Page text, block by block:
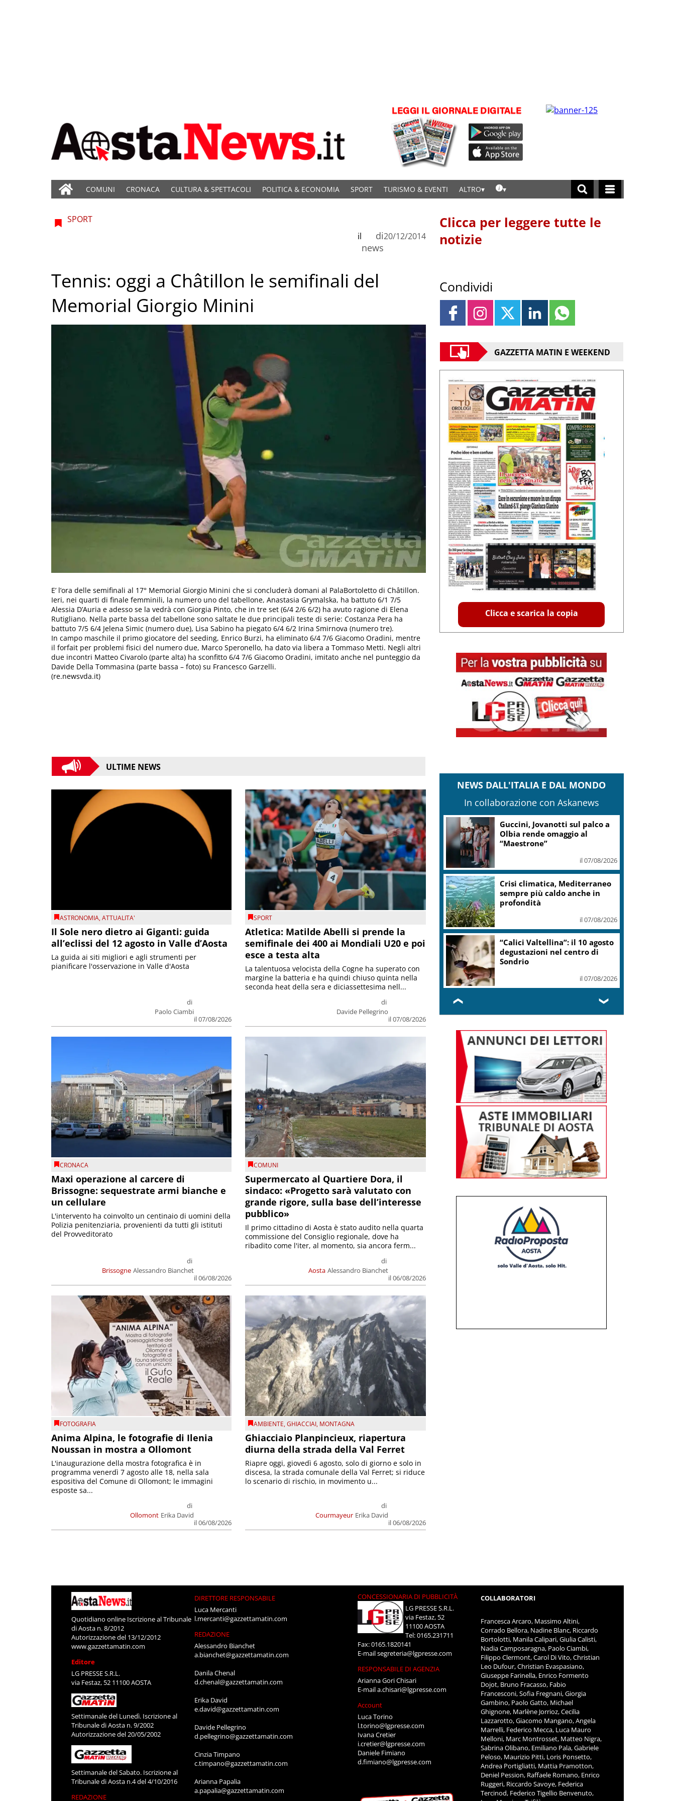
COMUNI CRONACA CULTURA & SPETTACOLI POLITICA & ECONOMIA SPORT TURISMO & EVENTI ALTRO
SPORT
di
news
il 20/12/2014
Tennis: oggi a Châtillon le semifinali del
Memorial Giorgio Minini
E’ l’ora delle semifinali al 17° Memorial Giorgio Minini che si concluderà domani al PalaBortoletto di Châtillon.
Ieri, nei quarti di finale femminili, la numero uno del tabellone, Anastasia Grymalska, ha battuto 6/1 7/5
Alessia D’Auria e adesso se la vedrà con Giorgia Pinto, che in tre set (6/4 2/6 6/2) ha avuto ragione di Elena
Rutigliano. Nella parte bassa del tabellone sono saltate le due principali teste di serie: Costanza Pera ha
battuto 7/5 6/4 Jelena Simic (numero due), Lisa Sabino ha piegato 6/4 6/2 Irina Smirnova (numero tre).
In campo maschile il primo giocatore del seeding, Enrico Burzi, ha eliminato 6/4 7/6 Giacomo Oradini, mentre
il forfait per problemi fisici del numero due, Marco Speronello, ha dato via libera a Tommaso Metti. Negli altri
due incontri Matteo Civarolo (parte alta) ha sconfitto 6/4 7/6 Giacomo Oradini, imitato anche nel punteggio da
Davide Della Tommasina (parte bassa – foto) su Francesco Garzelli.
(re.newsvda.it)
ULTIME NEWS
ASTRONOMIA,ATTUALITA'
Il Sole nero dietro ai Giganti: guida
all’eclissi del 12 agosto in Valle d’Aosta
di
Paolo Ciambi
il 07/08/2026
La guida ai siti migliori e agli strumenti per
pianificare l'osservazione in Valle d'Aosta
SPORT
Atletica: Matilde Abelli si prende la
semifinale dei 400 ai Mondiali U20 e poi
esce a testa alta
di
Davide Pellegrino
il 07/08/2026
La talentuosa velocista della Cogne ha superato con
margine la batteria e ha quindi chiuso quinta nella
seconda heat della sera e diciassettesima nell...
CRONACA
Maxi operazione al carcere di
Brissogne: sequestrate armi bianche e
un cellulare
Brissogne
di
Alessandro Bianchet
il 06/08/2026
L'intervento ha coinvolto un centinaio di uomini della
Polizia penitenziaria, provenienti da tutti gli istituti
del Provveditorato
COMUNI
Supermercato al Quartiere Dora, il
sindaco: «Progetto sarà valutato con
grande rigore, sulla base dell’interesse
pubblico»
Aosta
di
Alessandro Bianchet
il 06/08/2026
Il primo cittadino di Aosta è stato audito nella quarta
commissione del Consiglio regionale, dove ha
ribadito come l'iter, al momento, sia ancora ferm...
FOTOGRAFIA
Anima Alpina, le fotografie di Ilenia
Noussan in mostra a Ollomont
Ollomont
di
Erika David
il 06/08/2026
L'inaugurazione della mostra fotografica è in
programma venerdì 7 agosto alle 18, nella sala
espositiva del Comune di Ollomont; le immagini
esposte sa...
AMBIENTE,GHIACCIAI, MONTAGNA
Ghiacciaio Planpincieux, riapertura
diurna della strada della Val Ferret
Courmayeur
di
Erika David
il 06/08/2026
Riapre oggi, giovedì 6 agosto, solo di giorno e solo in
discesa, la strada comunale della Val Ferret; si riduce
lo scenario di rischio, in movimento u...
Clicca per leggere tutte le
notizie
Condividi
GAZZETTA MATIN E WEEKEND
Clicca e scarica la copia
NEWS DALL'ITALIA E DAL MONDO
In collaborazione con Askanews
Guccini, Jovanotti sul palco a
Olbia rende omaggio al
“Maestrone”
il 07/08/2026
Crisi climatica, Mediterraneo
sempre più caldo anche in
profondità
il 07/08/2026
“Calici Valtellina”: il 10 agosto
degustazioni nel centro di
Sondrio
il 07/08/2026
❮ ❯
Quotidiano online Iscrizione al Tribunale
di Aosta n. 8/2012
Autorizzazione del 13/12/2012
www.gazzettamatin.com
Editore
LG PRESSE S.R.L.
via Festaz, 52 11100 AOSTA
Settimanale del Lunedì. Iscrizione al
Tribunale di Aosta n. 9/2002
Autorizzazione del 20/05/2002
Settimanale del Sabato. Iscrizione al
Tribunale di Aosta n.4 del 4/10/2016
REDAZIONE
DIRETTORE RESPONSABILE
Luca Mercanti
l.mercanti@gazzettamatin.com
REDAZIONE
Alessandro Bianchet
a.bianchet@gazzettamatin.com
Danila Chenal
d.chenal@gazzettamatin.com
Erika David
e.david@gazzettamatin.com
Davide Pellegrino
d.pellegrino@gazzettamatin.com
Cinzia Timpano
c.timpano@gazzettamatin.com
Arianna Papalia
a.papalia@gazzettamatin.com
CONCESSIONARIA DI PUBBLICITÀ
LG PRESSE S.R.L.
via Festaz, 52
11100 AOSTA
Tel: 0165.231711
Fax: 0165.1820141
E-mailsegreteria@lgpresse.com
RESPONSABILE DI AGENZIA
Arianna Gori Chisari
E-maila.chisari@lgpresse.com
Account
Luca Torino
l.torino@lgpresse.com
Ivana Cretier
i.cretier@lgpresse.com
Daniele Fimiano
d.fimiano@lgpresse.com
COLLABORATORI
Francesca Arcaro, Massimo Altini,
Corrado Bellora, Nadine Blanc, Riccardo
Bortolotti, Manila Calipari, Giulia Calisti,
Nadia Camposaragna, Paolo Ciambi,
Filippo Clermont, Carol Di Vito, Christian
Leo Dufour, Christian Evaspasiano,
Giuseppe Farinella, Enrico Formento
Dojot, Bruno Fracasso, Fabio
Francesconi, Sofia Fregnani, Giorgia
Gambino, Paolo Gatto, Michael
Ghignone, Marlène Jorrioz, Cecilia
Lazzarotto, Giacomo Mangano, Angela
Marrelli, Federico Mecca, Luca Mauro
Melloni, Marc Montrosset, Matteo Nigra,
Sabrina Olibano, Emiliano Pala, Gabriele
Peloso, Maurizio Pitti, Loris Ponsetto,
Andrea Portigliatti, Mattia Pramotton,
Deniel Pession, Raffaele Romano, Enrico
Ruggeri, Riccardo Savoye, Federica
Tercinod, Federico Tigellio Benvenuto,